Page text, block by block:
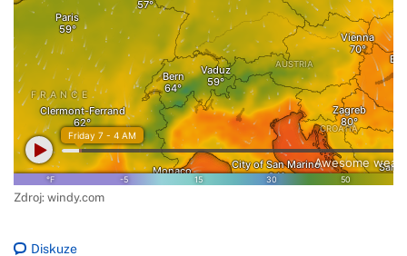
Zdroj: windy.com
Diskuze